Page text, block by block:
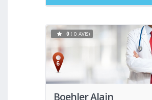
Boehler Alain
0 ( 0 AVIS)